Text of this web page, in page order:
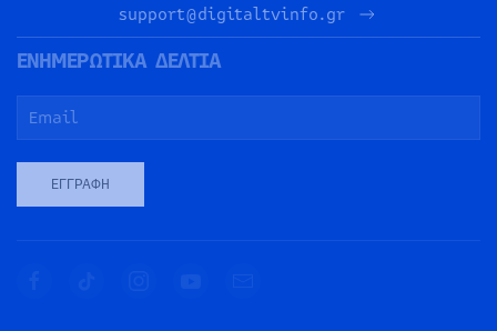
support@digitaltvinfo.gr
ΕΝΗΜΕΡΩΤΙΚΑ ΔΕΛΤΙΑ
ΕΓΓΡΑΦΉ